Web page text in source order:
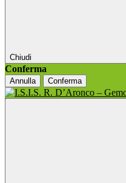
Chiudi
Conferma
Annulla Conferma